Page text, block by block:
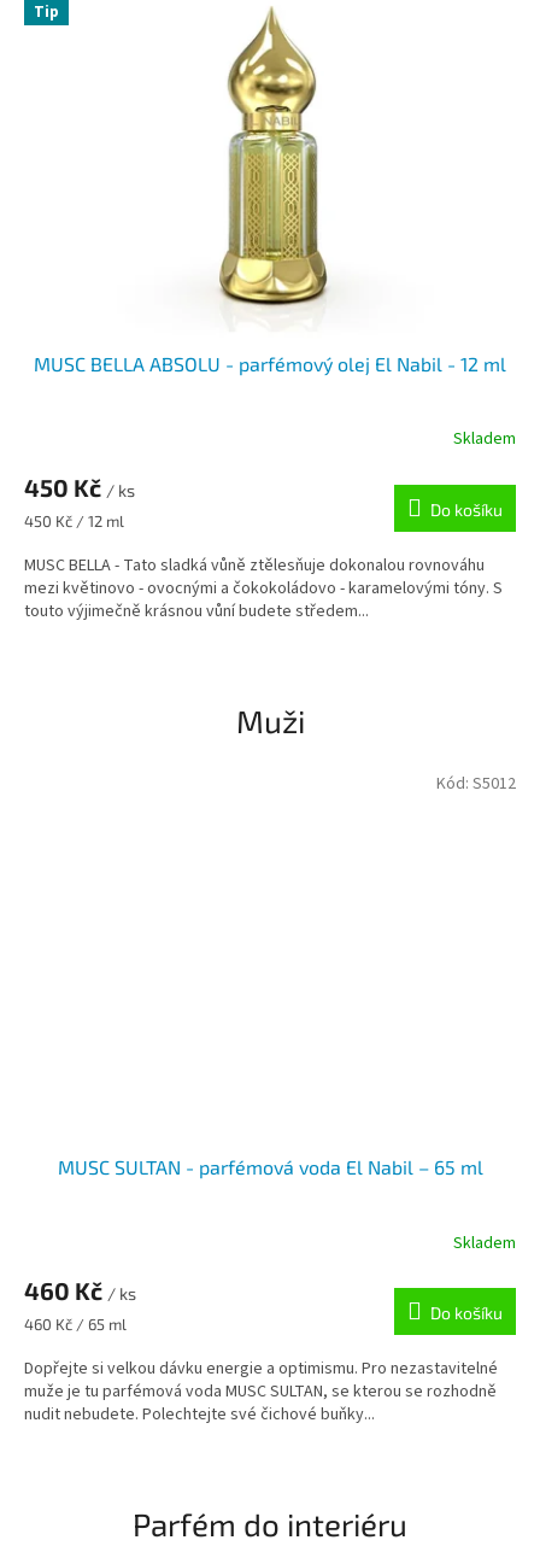
Tip
MUSC BELLA ABSOLU - parfémový olej El Nabil - 12 ml
Skladem
450 Kč / ks
Měrná
450 Kč / 12 ml
Do košíku
MUSC BELLA - Tato sladká vůně ztělesňuje dokonalou rovnováhu
mezi květinovo - ovocnými a čokokoládovo - karamelovými tóny. S
touto výjimečně krásnou vůní budete středem...
Muži
MUSC SULTAN - parfémová voda El Nabil – 65 ml
Skladem
460 Kč / ks
Měrná
460 Kč / 65 ml
Do košíku
Dopřejte si velkou dávku energie a optimismu. Pro nezastavitelné
muže je tu parfémová voda MUSC SULTAN, se kterou se rozhodně
nudit nebudete. Polechtejte své čichové buňky...
Kód: S5012
Parfém do interiéru